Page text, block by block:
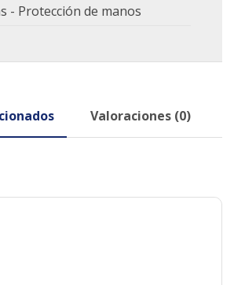
- Protección de manos
Valoraciones (0)